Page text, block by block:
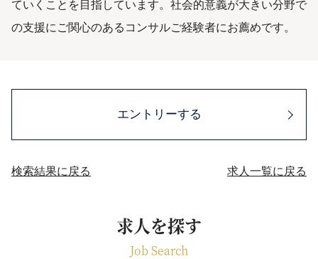
ていくことを目指しています。社会的意義が大きい分野で
の支援にご関心のあるコンサルご経験者にお薦めです。
エントリーする
検索結果に戻る 求人一覧に戻る
求人を探す
Job Search